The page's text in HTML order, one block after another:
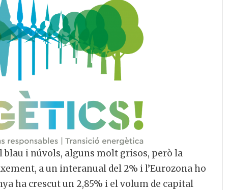
blau i núvols, alguns molt grisos, però la
a un interanual del 2% i l’Eurozona ho
ha crescut un 2,85% i el volum de capital